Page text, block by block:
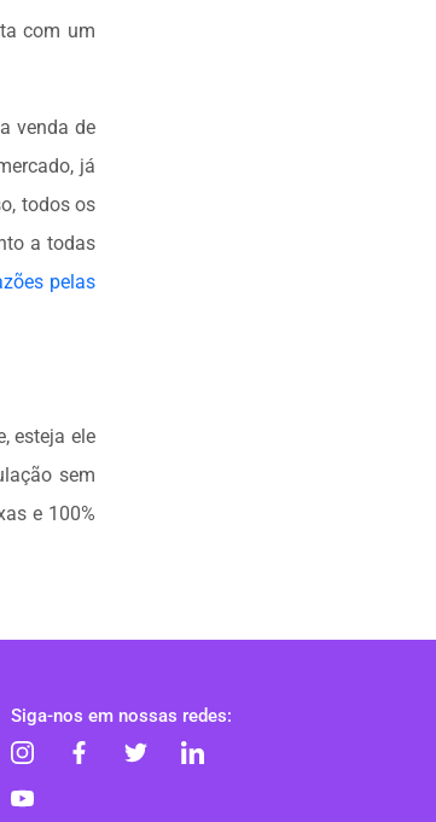
com um
venda de
já
todos os
a todas
pelas
esteja ele
sem
e 100%
Siga-nos em nossas redes: